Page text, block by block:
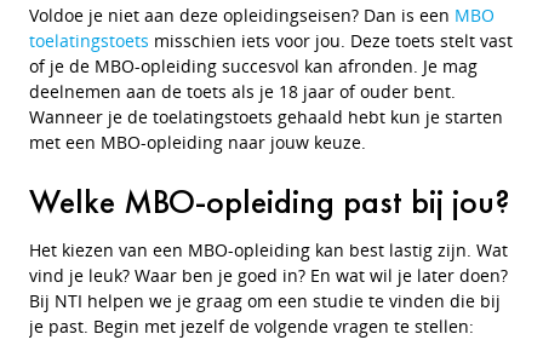
Voldoe je niet aan deze opleidingseisen? Dan is een MBO
toelatingstoets misschien iets voor jou. Deze toets stelt vast
of je de MBO-opleiding succesvol kan afronden. Je mag
deelnemen aan de toets als je 18 jaar of ouder bent.
Wanneer je de toelatingstoets gehaald hebt kun je starten
met een MBO-opleiding naar jouw keuze.
Welke MBO-opleiding past bij jou?
Het kiezen van een MBO-opleiding kan best lastig zijn. Wat
vind je leuk? Waar ben je goed in? En wat wil je later doen?
Bij NTI helpen we je graag om een studie te vinden die bij
je past. Begin met jezelf de volgende vragen te stellen: